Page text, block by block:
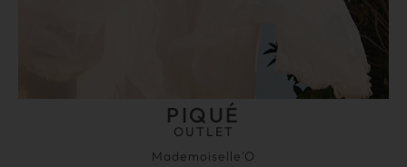
PIQUÉ
OUTLET
Mademoiselle'O